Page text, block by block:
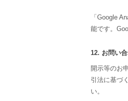
「Google
能です。
12. お問い
開示等のお
引法に基づ
い。